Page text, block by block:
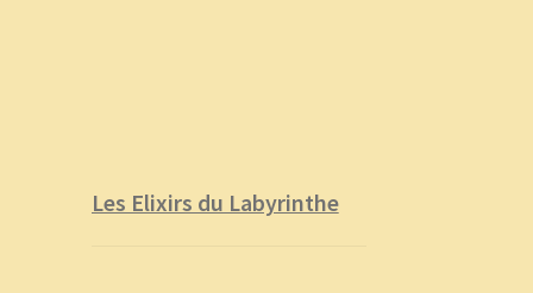
Les Elixirs du Labyrinthe